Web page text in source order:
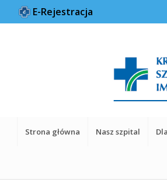
E-Rejestracja
Strona główna Nasz szpital